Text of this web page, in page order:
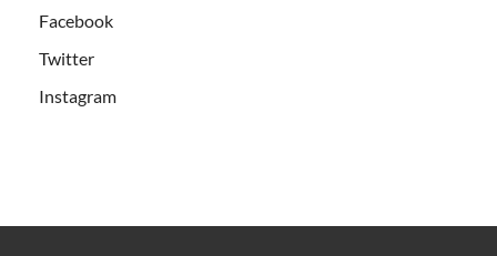
Facebook
Twitter
Instagram